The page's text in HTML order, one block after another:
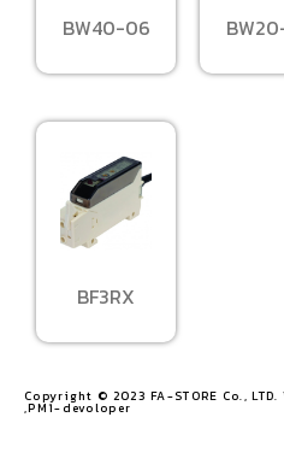
BW40-06
BF3RX
Copyright © 2023 FA-STORE Co.,
,PM1-devoloper​